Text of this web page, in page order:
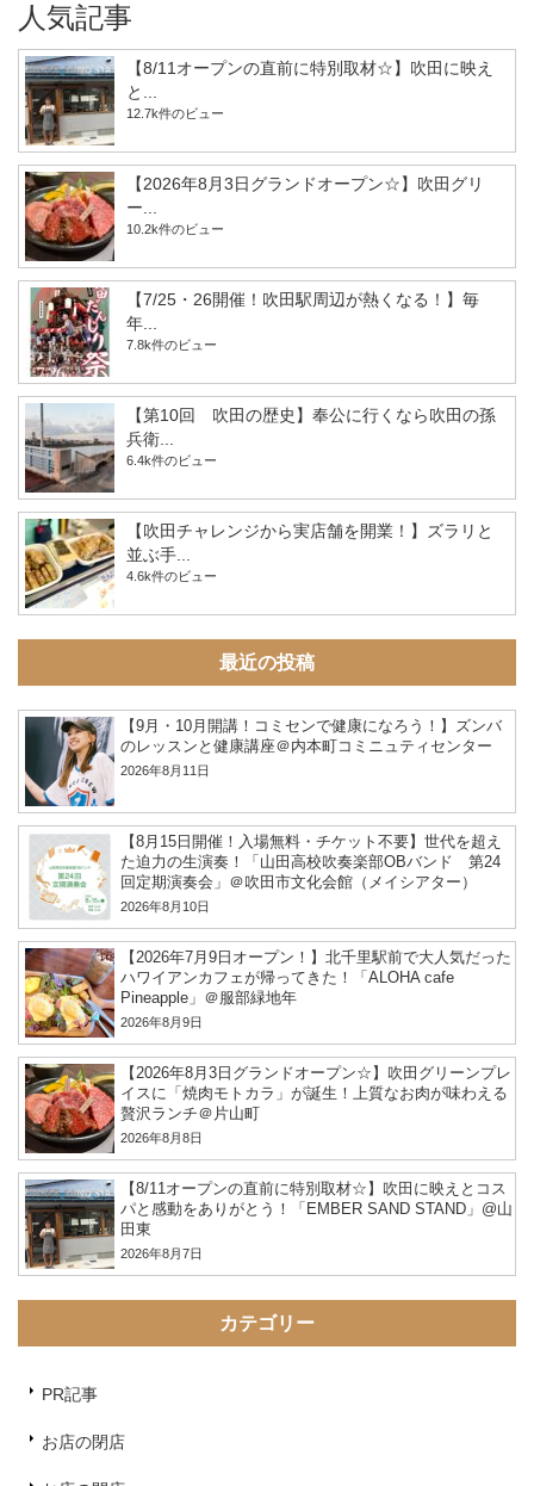
人気記事
【8/11オープンの直前に特別取材☆】吹田に映え
と...
12.7k件のビュー
【2026年8月3日グランドオープン☆】吹田グリ
ー...
10.2k件のビュー
【7/25・26開催！吹田駅周辺が熱くなる！】毎
年...
7.8k件のビュー
【第10回 吹田の歴史】奉公に行くなら吹田の孫
兵衛...
6.4k件のビュー
【吹田チャレンジから実店舗を開業！】ズラリと
並ぶ手...
4.6k件のビュー
最近の投稿
【9月・10月開講！コミセンで健康になろう！】ズンバ
のレッスンと健康講座＠内本町コミニュティセンター
2026年8月11日
【8月15日開催！入場無料・チケット不要】世代を超え
た迫力の生演奏！「山田高校吹奏楽部OBバンド 第24
回定期演奏会」＠吹田市文化会館（メイシアター）
2026年8月10日
【2026年7月9日オープン！】北千里駅前で大人気だった
ハワイアンカフェが帰ってきた！「ALOHA cafe
Pineapple」＠服部緑地年
2026年8月9日
【2026年8月3日グランドオープン☆】吹田グリーンプレ
イスに「焼肉モトカラ」が誕生！上質なお肉が味わえる
贅沢ランチ＠片山町
2026年8月8日
【8/11オープンの直前に特別取材☆】吹田に映えとコス
パと感動をありがとう！「EMBER SAND STAND」@山
田東
2026年8月7日
カテゴリー
PR記事
お店の閉店